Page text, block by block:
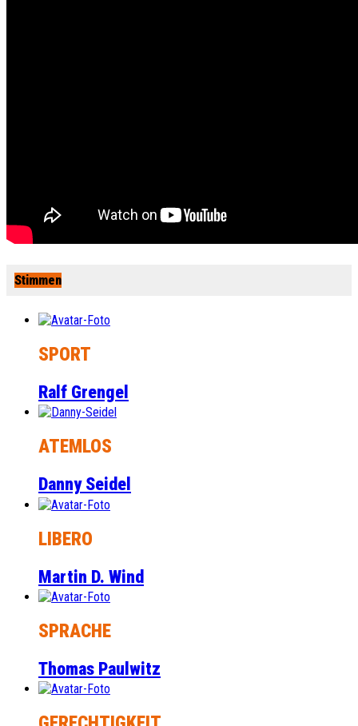
Stimmen
SPORT
Ralf Grengel
ATEMLOS
Danny Seidel
LIBERO
Martin D. Wind
SPRACHE
Thomas Paulwitz